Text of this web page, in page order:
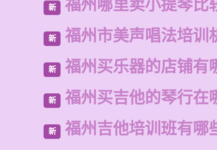
新 福州哪里卖小提琴比
新 福州市美声唱法培训
新 福州买乐器的店铺有
新 福州买吉他的琴行在
新 福州吉他培训班有哪